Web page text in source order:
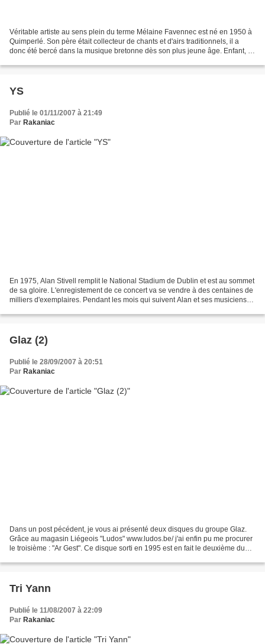
Véritable artiste au sens plein du terme Mélaine Favennec est né en 1950 à
Quimperlé. Son père était collecteur de chants et d'airs traditionnels, il a
donc été bercé dans la musique bretonne dès son plus jeune âge. Enfant, il
YS
Publié le 01/11/2007 à 21:49
Par Rakaniac
En 1975, Alan Stivell remplit le National Stadium de Dublin et est au sommet
de sa gloire. L'enregistement de ce concert va se vendre à des centaines de
milliers d'exemplaires. Pendant les mois qui suivent Alan et ses musiciens
Glaz (2)
Publié le 28/09/2007 à 20:51
Par Rakaniac
Dans un post pécédent, je vous ai présenté deux disques du groupe Glaz.
Grâce au magasin Liégeois "Ludos" www.ludos.be/ j'ai enfin pu me procurer
le troisième : "Ar Gest". Ce disque sorti en 1995 est en fait le deuxième du
Tri Yann
Publié le 11/08/2007 à 22:09
Par Rakaniac